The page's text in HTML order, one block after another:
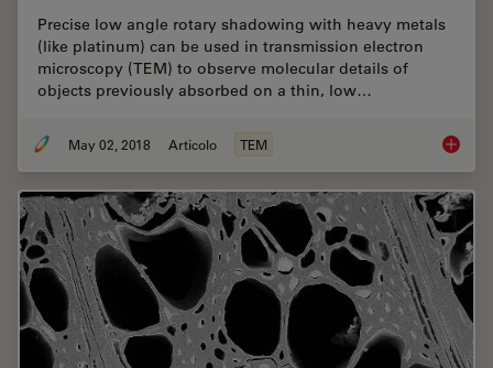
Precise low angle rotary shadowing with heavy metals
(like platinum) can be used in transmission electron
microscopy (TEM) to observe molecular details of
objects previously absorbed on a thin, low…
May 02, 2018 Articolo TEM